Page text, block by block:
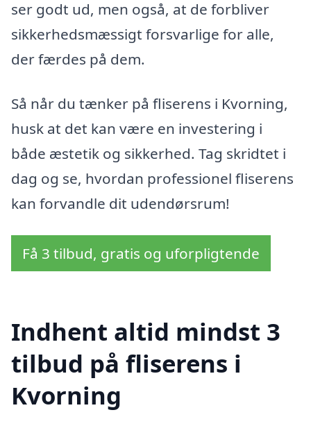
ser godt ud, men også, at de forbliver
sikkerhedsmæssigt forsvarlige for alle,
der færdes på dem.
Så når du tænker på fliserens i Kvorning,
husk at det kan være en investering i
både æstetik og sikkerhed. Tag skridtet i
dag og se, hvordan professionel fliserens
kan forvandle dit udendørsrum!
Få 3 tilbud, gratis og uforpligtende
Indhent altid mindst 3
tilbud på fliserens i
Kvorning